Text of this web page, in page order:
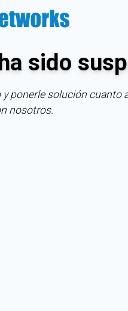
sido
ponerle solución cuanto
nosotros.